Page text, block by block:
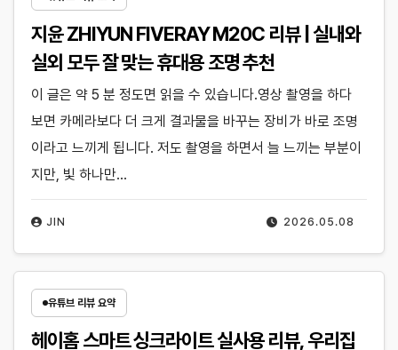
지윤 ZHIYUN FIVERAY M20C 리뷰 | 실내와
실외 모두 잘 맞는 휴대용 조명 추천
2026.05.08
JIN
이 글은 약 5 분 정도면 읽을 수 있습니다.영상 촬영을 하다
보면 카메라보다 더 크게 결과물을 바꾸는 장비가 바로 조명
이라고 느끼게 됩니다. 저도 촬영을 하면서 늘 느끼는 부분이
지만, 빛 하나만…
유튜브 리뷰 요약
헤이홈 스마트 싱크라이트 실사용 리뷰, 우리집